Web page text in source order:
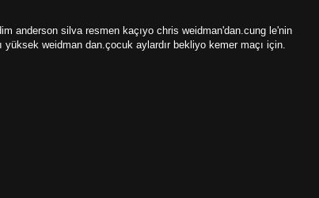
anderson silva resmen kaçıyo chris weidman'dan.cung le'nin
yüksek weidman dan.çocuk aylardır bekliyo kemer maçı için.